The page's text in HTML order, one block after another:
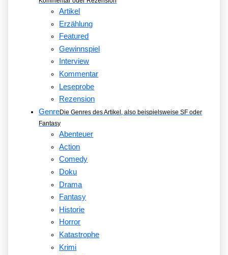
Artikel
Erzählung
Featured
Gewinnspiel
Interview
Kommentar
Leseprobe
Rezension
GenreDie Genres des Artikel, also beispielsweise SF oder
Fantasy
Abenteuer
Action
Comedy
Doku
Drama
Fantasy
Historie
Horror
Katastrophe
Krimi